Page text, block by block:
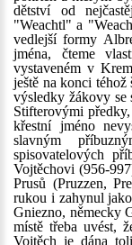
dětství od
"Weachtl" a
vedlejší formy
jména, čteme
vystaveném v
ještě na konci
výsledky žákovy se
Stifterovými
křestní jméno
slavným
spisovatelových
Vojtěchovi (956-
Prusů (Pruzzen,
rukou i zahynul
Gniezno, německy
místě třeba uvést,
Vojtěch je dána